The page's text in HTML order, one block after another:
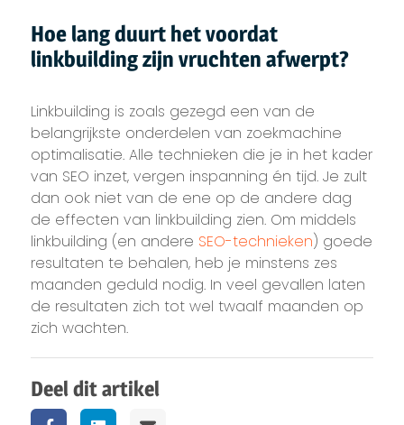
Hoe lang duurt het voordat
linkbuilding zijn vruchten afwerpt?
Linkbuilding is zoals gezegd een van de
belangrijkste onderdelen van zoekmachine
optimalisatie. Alle technieken die je in het kader
van SEO inzet, vergen inspanning én tijd. Je zult
dan ook niet van de ene op de andere dag
de effecten van linkbuilding zien. Om middels
linkbuilding (en andere SEO-technieken) goede
resultaten te behalen, heb je minstens zes
maanden geduld nodig. In veel gevallen laten
de resultaten zich tot wel twaalf maanden op
zich wachten.
Deel dit artikel